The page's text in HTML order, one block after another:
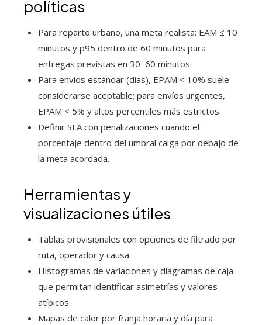
políticas
Para reparto urbano, una meta realista: EAM ≤ 10
minutos y p95 dentro de 60 minutos para
entregas previstas en 30–60 minutos.
Para envíos estándar (días), EPAM < 10% suele
considerarse aceptable; para envíos urgentes,
EPAM < 5% y altos percentiles más estrictos.
Definir SLA con penalizaciones cuando el
porcentaje dentro del umbral caiga por debajo de
la meta acordada.
Herramientas y
visualizaciones útiles
Tablas provisionales con opciones de filtrado por
ruta, operador y causa.
Histogramas de variaciones y diagramas de caja
que permitan identificar asimetrías y valores
atípicos.
Mapas de calor por franja horaria y día para